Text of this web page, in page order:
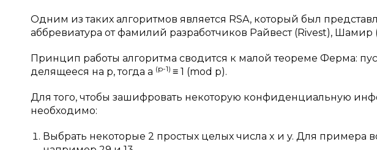
Одним из таких алгоритмов является RSA, который был
аббревиатура от фамилий разработчиков Райвест (Rivest),
Принцип работы алгоритма сводится к малой теореме Ферма:
делящееся на p, тогда a (p-1) ≡ 1 (mod p).
Для того, чтобы зашифровать некоторую конфиденциальную
необходимо:
Выбрать некоторые 2 простых целых числа x и y. Для примера